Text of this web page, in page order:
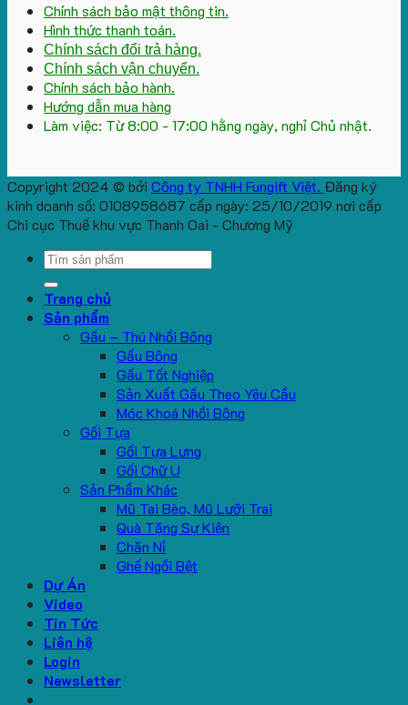
Chính sách bảo mật thông tin.
Hình thức thanh toán.
Chính sách đổi trả hàng.
Chính sách vận chuyển.
Chính sách bảo hành.
Hướng dẫn mua hàng
Làm việc: Từ 8:00 - 17:00 hằng ngày, nghỉ Chủ nhật.
Copyright 2024 © bởi Công ty TNHH Fungift Việt. Đăng ký
kinh doanh số: 0108958687 cấp ngày: 25/10/2019 nơi cấp
Chi cục Thuế khu vực Thanh Oai - Chương Mỹ
Search
Trang chủ
Sản phẩm
Gấu – Thú Nhồi Bông
Gấu Bông
Gấu Tốt Nghiệp
Sản Xuất Gấu Theo Yêu Cầu
Móc Khoá Nhồi Bông
Gối Tựa
Gối Tựa Lưng
Gối Chữ U
Sản Phẩm Khác
Mũ Tai Bèo, Mũ Lưỡi Trai
Quà Tặng Sự Kiện
Chăn Nỉ
Ghế Ngồi Bệt
Dự Án
Video
Tin Tức
Liên hệ
Login
Newsletter